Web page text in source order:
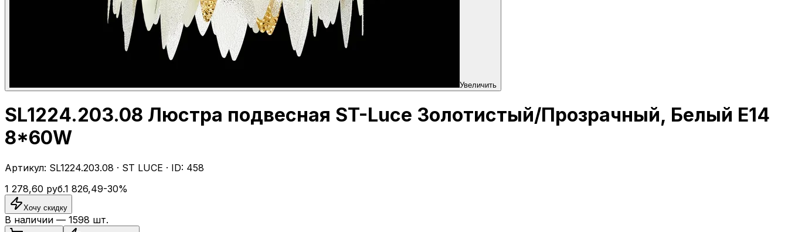
Увеличить
SL1224.203.08 Люстра подвесная ST-Luce Золотистый/Прозрачный, Белый E14
8*60W
Артикул: SL1224.203.08 · ST LUCE · ID: 458
1 278,60 руб.1 826,49-30%
Хочу скидку
В наличии — 1598 шт.